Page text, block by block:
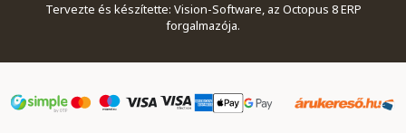
Tervezte és készítette: Vision-Software, az Octopus 8 ERP
forgalmazója.